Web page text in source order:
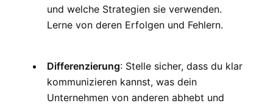
und welche Strategien sie verwenden.
Lerne von deren Erfolgen und Fehlern.
Differenzierung: Stelle sicher, dass du klar
kommunizieren kannst, was dein
Unternehmen von anderen abhebt und